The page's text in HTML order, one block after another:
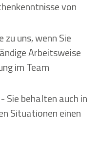
von
zu uns, wenn Sie
Arbeitsweise
im Team
Sie behalten auch in
Situationen einen